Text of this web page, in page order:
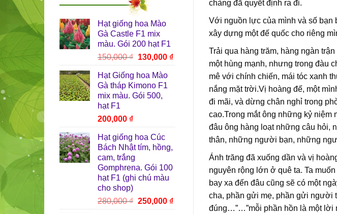
Hạt giống hoa Mào
Gà Castle F1 mix
màu. Gói 200 hạt F1
150,000₫ Giá
là:
150,000 ₫.
130,000 ₫Giá
130,000 ₫.
Hạt Giống hoa Mào
Gà tháp Kimono F1
mix màu. Gói 500,
hạt F1
200,000 ₫
Hạt giống hoa Cúc
Bách Nhật tím, hồng,
cam, trắng
Gomphrena. Gói 100
hạt F1 (ghi chú màu
cho shop)
280,000₫ Giá
250,000 ₫Giá
chàng đã quyết định ra đi.
Với nguồn lực của mình và số bạn
xây dựng một đế quốc cho riêng
Trải qua hàng trăm, hàng ngàn
một hùng mạnh, nhưng trong đàu
mê với chính chiến, mái tóc xanh
nắng mặt trời.Vị hoàng đế, một
đi mãi, và dừng chân nghỉ trong
cao.Trong mắt ông những kỷ
đâu ông hàng loạt những câu hỏi,
thân, những người bạn, những
Ánh trăng đã xuống dần và vị
nguyên rộng lớn ở quê ta. Ta
bay xa đến đâu cũng sẽ có một
cha, phần gửi mẹ, phần gửi người
đúng…”…”mỗi phần hồn là một lời